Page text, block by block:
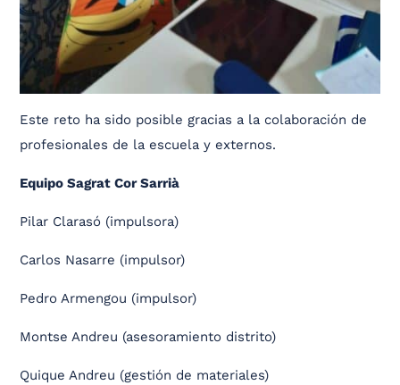
Este reto ha sido posible gracias a la colaboración de
profesionales de la escuela y externos.
Equipo Sagrat Cor Sarrià
Pilar Clarasó (impulsora)
Carlos Nasarre (impulsor)
Pedro Armengou (impulsor)
Montse Andreu (asesoramiento distrito)
Quique Andreu (gestión de materiales)